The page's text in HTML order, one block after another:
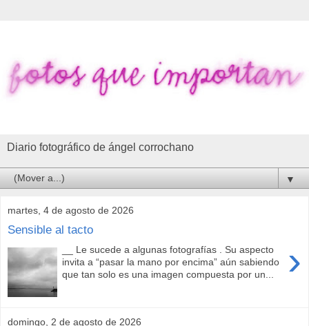
Diario fotográfico de ángel corrochano
▼
martes, 4 de agosto de 2026
Sensible al tacto
›
__ Le sucede a algunas fotografías . Su aspecto
invita a “pasar la mano por encima” aún sabiendo
que tan solo es una imagen compuesta por un...
domingo, 2 de agosto de 2026